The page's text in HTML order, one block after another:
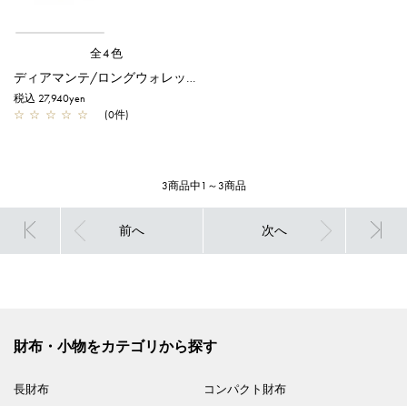
全4色
ディアマンテ/ロングウォレット/ブラック
税込 27,940yen
☆ ☆ ☆ ☆ ☆ (0件)
3商品中1～3商品
前へ 次へ
財布・小物をカテゴリから探す
長財布 コンパクト財布